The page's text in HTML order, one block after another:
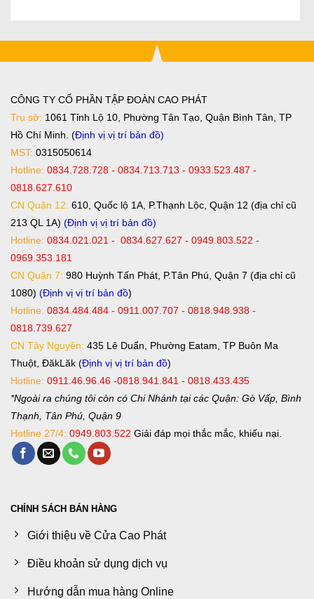
CÔNG TY CỔ PHẦN TẬP ĐOÀN CAO PHÁT
Trụ sở: 1061 Tỉnh Lộ 10, Phường Tân Tạo, Quận Bình Tân, TP
Hồ Chí Minh. (Định vị vị trí bản đồ)
MST: 0315050614
Hotline: 0834.728.728 - 0834.713.713 - 0933.523.487 -
0818.627.610
CN Quận 12: 610, Quốc lộ 1A, P.Thạnh Lộc, Quận 12 (địa chỉ cũ
213 QL 1A) (Định vị vị trí bản đồ)
Hotline: 0834.021.021 - 0834.627.627 - 0949.803.522 -
0969.353.181
CN Quận 7: 980 Huỳnh Tấn Phát, P.Tân Phú, Quận 7 (địa chỉ cũ
1080) (Định vị vị trí bản đồ)
Hotline: 0834.484.484 - 0911.007.707 - 0818.948.938 -
0818.739.627
CN Tây Nguyên: 435 Lê Duẩn, Phường Eatam, TP Buôn Ma
Thuột, ĐăkLăk (Định vị vị trí bản đồ)
Hotline: 0911.46.96.46 -0818.941.841 - 0818.433.435
*Ngoài ra chúng tôi còn có Chi Nhánh tại các Quận: Gò Vấp, Bình
Thạnh, Tân Phú, Quận 9
Hotline 27/4: 0949.803.522 Giải đáp mọi thắc mắc, khiếu nại.
CHÍNH SÁCH BÁN HÀNG
Giới thiệu về Cửa Cao Phát
Điều khoản sử dụng dịch vụ
Hướng dẫn mua hàng Online